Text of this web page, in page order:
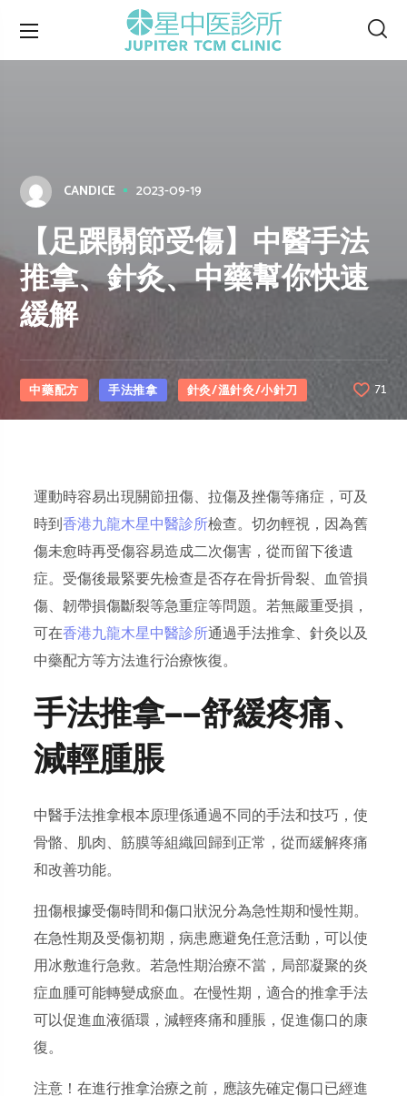
CANDICE 2023-09-19
【足踝關節受傷】中醫手法
推拿、針灸、中藥幫你快速
緩解
中藥配方 手法推拿 針灸/溫針灸/小針刀 71
運動時容易出現關節扭傷、拉傷及挫傷等痛症，可及
時到香港九龍木星中醫診所檢查。切勿輕視，因為舊
傷未愈時再受傷容易造成二次傷害，從而留下後遺
症。受傷後最緊要先檢查是否存在骨折骨裂、血管損
傷、韌帶損傷斷裂等急重症等問題。若無嚴重受損，
可在香港九龍木星中醫診所通過手法推拿、針灸以及
中藥配方等方法進行治療恢復。
手法推拿——舒緩疼痛、
減輕腫脹
中醫手法推拿根本原理係通過不同的手法和技巧，使
骨骼、肌肉、筋膜等組織回歸到正常，從而緩解疼痛
和改善功能。
扭傷根據受傷時間和傷口狀況分為急性期和慢性期。
在急性期及受傷初期 ，病患應避免任意活動，可以使
用冰敷進行急救。若急性期治療不當，局部凝聚的炎
症血腫可能轉變成瘀血。在慢性期，適合的推拿手法
可以促進血液循環，減輕疼痛和腫脹，促進傷口的康
復。
注意！在進行推拿治療之前，應該先確定傷口已經進